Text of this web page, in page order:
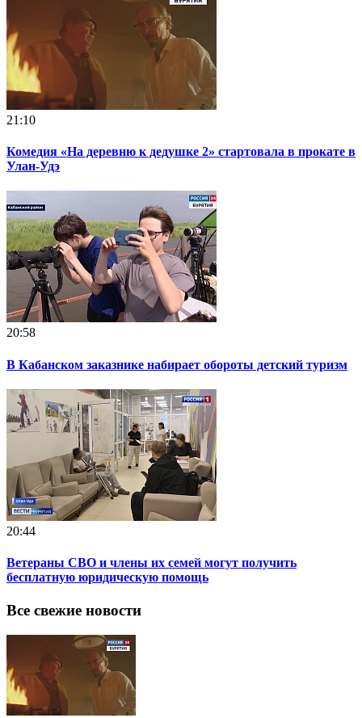
21:10
Комедия «На деревню к дедушке 2» стартовала в прокате в
Улан‑Удэ
20:58
В Кабанском заказнике набирает обороты детский туризм
20:44
Ветераны СВО и члены их семей могут получить
бесплатную юридическую помощь
Все свежие новости